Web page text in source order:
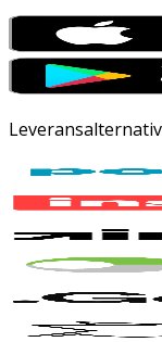
Leveransalternativ